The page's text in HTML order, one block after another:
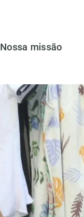
Nossa missão